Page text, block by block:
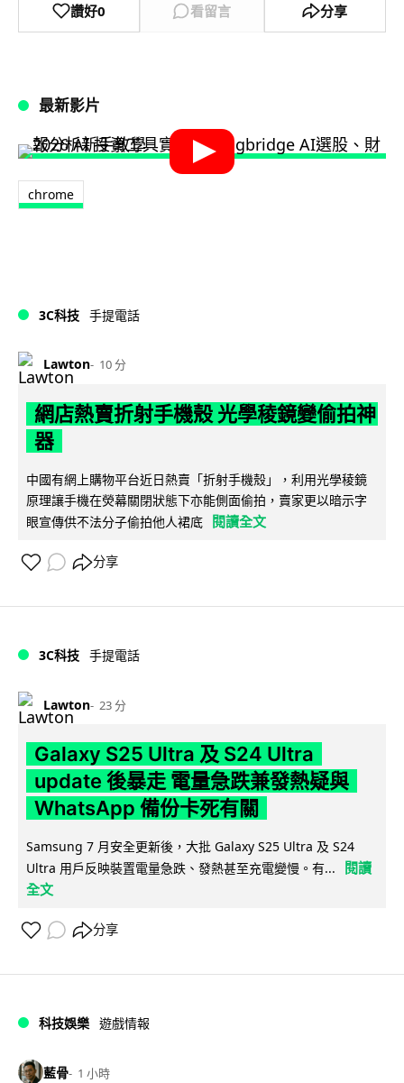
讚好0 看留言 分享
最新影片
chrome
3C科技 手提電話
Lawton 10 分
網店熱賣折射手機殼 光學稜鏡變偷拍神
器
中國有網上購物平台近日熱賣「折射手機殼」，利用光學稜鏡
原理讓手機在熒幕關閉狀態下亦能側面偷拍，賣家更以暗示字
眼宣傳供不法分子偷拍他人裙底 閱讀全文
分享
3C科技 手提電話
Lawton 23 分
Galaxy S25 Ultra 及 S24 Ultra
update 後暴走 電量急跌兼發熱疑與
WhatsApp 備份卡死有關
Samsung 7 月安全更新後，大批 Galaxy S25 Ultra 及 S24
Ultra 用戶反映裝置電量急跌、發熱甚至充電變慢。有...
閱讀
全文
分享
科技娛樂 遊戲情報
藍骨 1 小時